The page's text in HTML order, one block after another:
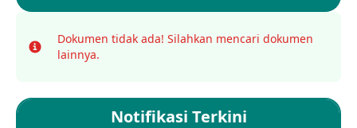
Info
Dokumen tidak ada! Silahkan mencari dokumen
lainnya.
Notifikasi Terkini